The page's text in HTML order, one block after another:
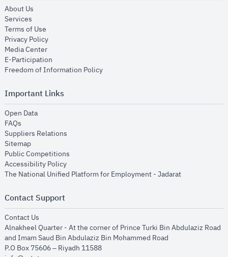
About Us
Services
Terms of Use
Privacy Policyopens in new window
Media Centeropens in new window
E-Participation
Freedom of Information Policyopens in new window
Important Links
Open Dataopens in new window
FAQs
Suppliers Relations
Sitemapopens in new window
Public Competitions
Accessibility Policyopens in new window
The National Unified Platform for Employment - Jadaratopens in new
Contact Support
Contact Us
Alnakheel Quarter - At the corner of Prince Turki Bin Abdulaziz Road
and Imam Saud Bin Abdulaziz Bin Mohammed Road​
P.O Box 75606 – Riyadh 11588